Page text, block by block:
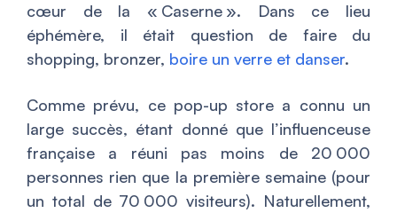
cœur de la « Caserne ». Dans ce lieu
éphémère, il était question de faire du
shopping, bronzer, boire un verre et danser.
Comme prévu, ce pop-up store a connu un
large succès, étant donné que l’influenceuse
française a réuni pas moins de 20 000
personnes rien que la première semaine (pour
un total de 70 000 visiteurs). Naturellement,